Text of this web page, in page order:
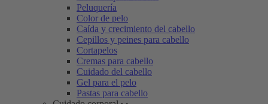
Peluquería
Color de pelo
Caída y crecimiento del cabello
Cepillos y peines para cabello
Cortapelos
Cremas para cabello
Cuidado del cabello
Gel para el pelo
Pastas para cabello